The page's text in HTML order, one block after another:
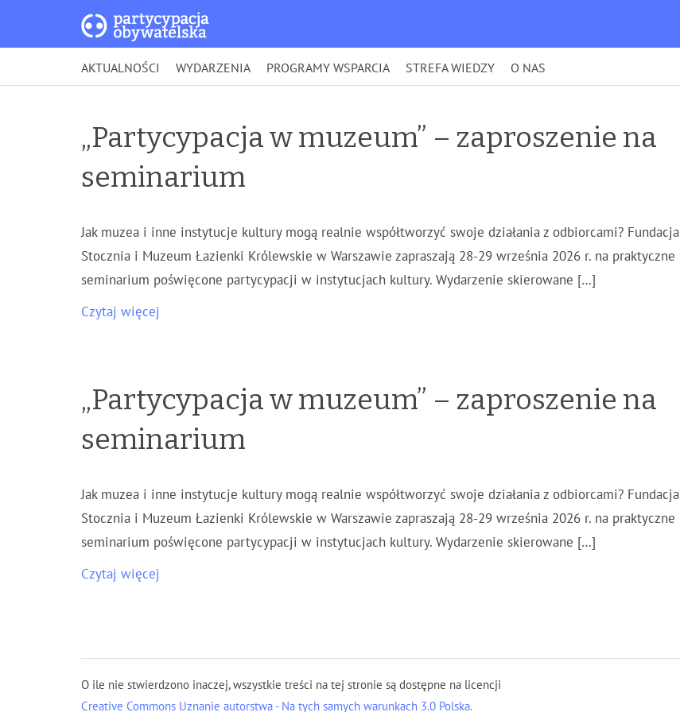
AKTUALNOŚCI WYDARZENIA PROGRAMY WSPARCIA STREFA WIEDZY O NAS
„Partycypacja w muzeum” – zaproszenie na
seminarium
Jak muzea i inne instytucje kultury mogą realnie współtworzyć swoje działania z odbiorcami? Fundacja
Stocznia i Muzeum Łazienki Królewskie w Warszawie zapraszają 28-29 września 2026 r. na praktyczne
seminarium poświęcone partycypacji w instytucjach kultury. Wydarzenie skierowane […]
Czytaj więcej
„Partycypacja w muzeum” – zaproszenie na
seminarium
Jak muzea i inne instytucje kultury mogą realnie współtworzyć swoje działania z odbiorcami? Fundacja
Stocznia i Muzeum Łazienki Królewskie w Warszawie zapraszają 28-29 września 2026 r. na praktyczne
seminarium poświęcone partycypacji w instytucjach kultury. Wydarzenie skierowane […]
Czytaj więcej
O ile nie stwierdzono inaczej, wszystkie treści na tej stronie są dostępne na licencji
Creative Commons Uznanie autorstwa - Na tych samych warunkach 3.0 Polska.